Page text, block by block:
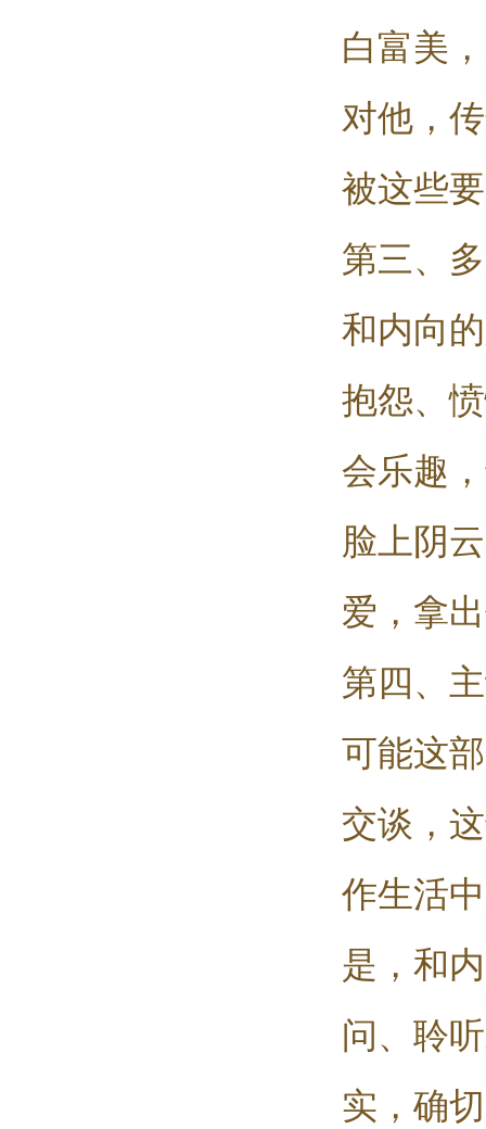
白富美
对他，
被这些
第三、
和内向
抱怨、
会乐趣
脸上阴
爱，拿
第四、
可能这
交谈，
作生活
是，和
问、聆
实，确